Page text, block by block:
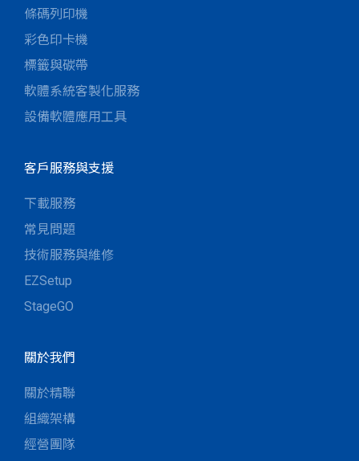
條碼列印機
彩色印卡機
標籤與碳帶
軟體系統客製化服務
設備軟體應用工具
客戶服務與支援
下載服務
常見問題
技術服務與維修
EZSetup
StageGO
關於我們
關於精聯
組織架構
經營團隊